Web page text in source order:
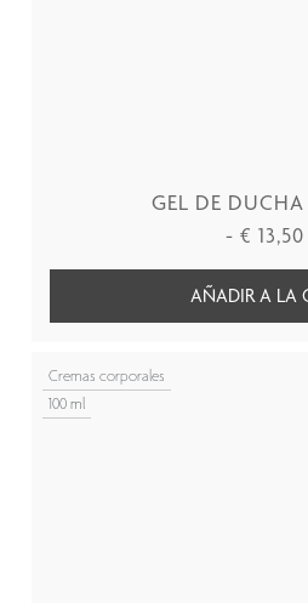
GEL DE DUCHA
- € 13,50
AÑADIR A LA
Cremas corporales
100 ml